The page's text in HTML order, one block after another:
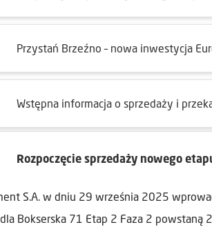
Przystań Brzeźno – nowa inwestycja
Wstępna informacja o sprzedaży i
Rozpoczęcie sprzedaży nowego
S.A. w dniu 29 września 2025
Bokserska 71 Etap 2 Faza 2